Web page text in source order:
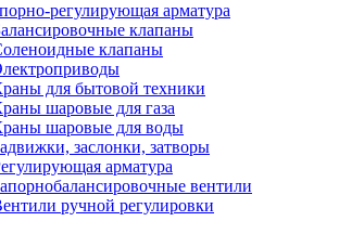
регулирующая арматура
клапаны
клапаны
для бытовой техники
шаровые для газа
шаровые для воды
заслонки, затворы
арматура
вентили
ручной регулировки